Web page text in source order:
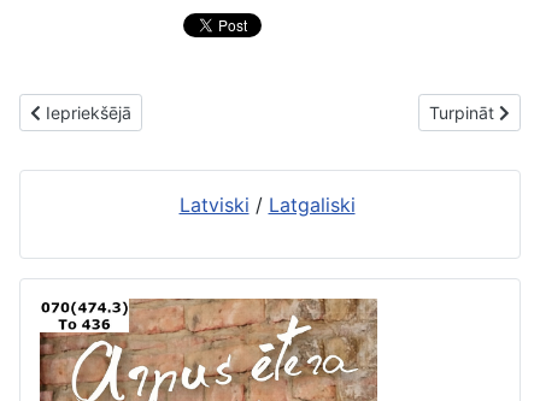
Iepriekšējais raksts: Rēzeknes pilsētas svētki. Būsim laimīgi
Iepriekšējā Nākamais
Turpināt
Latviski / Latgaliski